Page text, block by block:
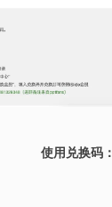
使用兑换码：